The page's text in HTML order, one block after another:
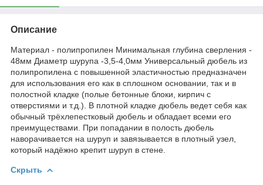
Описание
Материал - полипропилен Минимальная глубина сверления -
48мм Диаметр шурупа -3,5-4,0мм Универсальный дюбель из
полипропилена с повышенной эластичностью предназначен
для использования его как в сплошном основании, так и в
полостной кладке (полые бетонные блоки, кирпич с
отверстиями и т.д.). В плотной кладке дюбель ведет себя как
обычный трёхлепестковый дюбель и обладает всеми его
преимуществами. При попадании в полость дюбель
наворачивается на шуруп и завязывается в плотный узел,
который надёжно крепит шуруп в стене.
Скрыть